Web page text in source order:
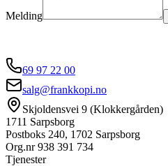
Melding
69 97 22 00
salg@frankkopi.no
Skjoldensvei 9 (Klokkergården)
1711 Sarpsborg
Postboks 240, 1702 Sarpsborg
Org.nr938 391 734
Tjenester